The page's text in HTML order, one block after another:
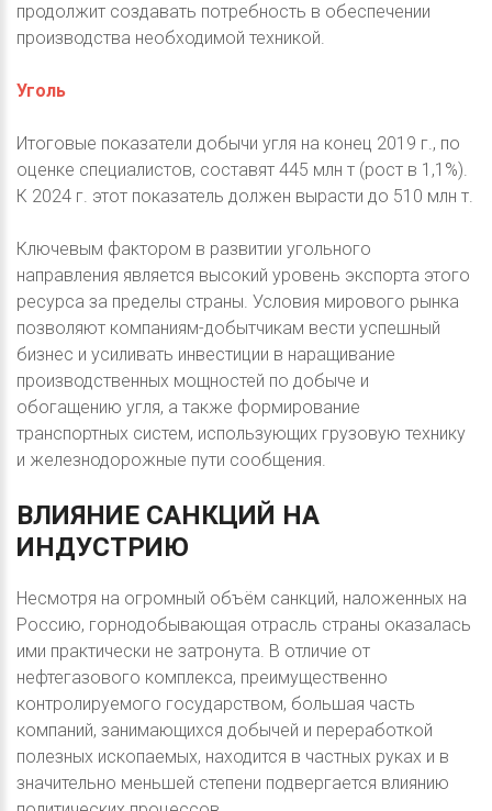
продолжит создавать потребность в обеспечении
производства необходимой техникой.
Уголь
Итоговые показатели добычи угля на конец 2019 г., по
оценке специалистов, составят 445 млн т (рост в 1,1%).
К 2024 г. этот показатель должен вырасти до 510 млн т.
Ключевым фактором в развитии угольного
направления является высокий уровень экспорта этого
ресурса за пределы страны. Условия мирового рынка
позволяют компаниям-добытчикам вести успешный
бизнес и усиливать инвестиции в наращивание
производственных мощностей по добыче и
обогащению угля, а также формирование
транспортных систем, использующих грузовую технику
и железнодорожные пути сообщения.
ВЛИЯНИЕ САНКЦИЙ НА
ИНДУСТРИЮ
Несмотря на огромный объём санкций, наложенных на
Россию, горнодобывающая отрасль страны оказалась
ими практически не затронута. В отличие от
нефтегазового комплекса, преимущественно
контролируемого государством, большая часть
компаний, занимающихся добычей и переработкой
полезных ископаемых, находится в частных руках и в
значительно меньшей степени подвергается влиянию